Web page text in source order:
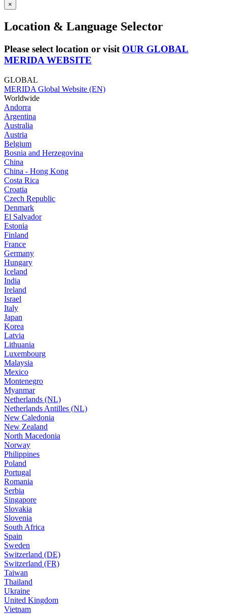
×
Location & Language Selector
Please select location or visit OUR GLOBAL
MERIDA WEBSITE
GLOBAL
MERIDA Global Website (EN)
Worldwide
Andorra
Argentina
Australia
Austria
Belgium
Bosnia and Herzegovina
China
China - Hong Kong
Costa Rica
Croatia
Czech Republic
Denmark
El Salvador
Estonia
Finland
France
Germany
Hungary
Iceland
India
Ireland
Israel
Italy
Japan
Korea
Latvia
Lithuania
Luxembourg
Malaysia
Mexico
Montenegro
Myanmar
Netherlands (NL)
Netherlands Antilles (NL)
New Caledonia
New Zealand
North Macedonia
Norway
Philippines
Poland
Portugal
Romania
Serbia
Singapore
Slovakia
Slovenia
South Africa
Spain
Sweden
Switzerland (DE)
Switzerland (FR)
Taiwan
Thailand
Ukraine
United Kingdom
Vietnam